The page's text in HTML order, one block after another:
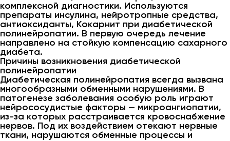
комплексной диагностики. Используются
препараты инсулина, нейротропные средства,
антиоксиданты, Кокарнит при диабетической
полинейропатии. В первую очередь лечение
направлено на стойкую компенсацию сахарного
диабета.
Причины возникновения диабетической
полинейропатии
Диабетическая полинейропатия всегда вызвана
многообразными обменными нарушениями. В
патогенезе заболевания особую роль играют
нейрососудистые факторы — микроангиопатии,
из-за которых расстраивается кровоснабжение
нервов. Под их воздействием отекают нервные
ткани, нарушаются обменные процессы и